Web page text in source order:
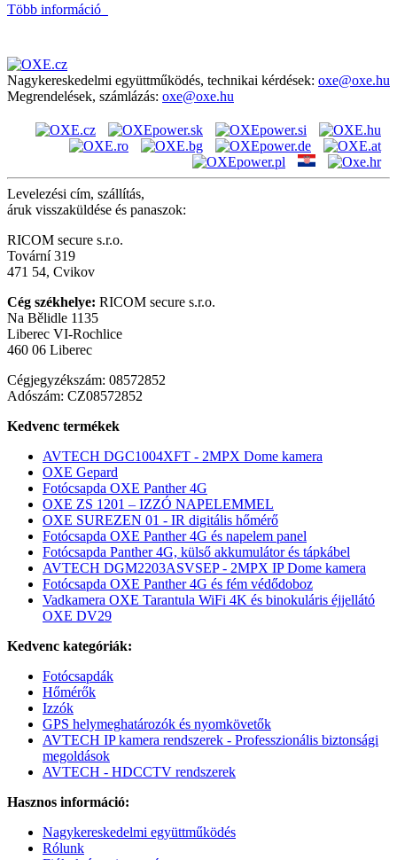
Több információ
Nagykereskedelmi együttműködés, technikai kérdések: oxe@oxe.hu
Megrendelések, számlázás: oxe@oxe.hu
Levelezési cím, szállítás,
áruk visszaküldése és panaszok:
RICOM secure s.r.o.
Tovární 319
471 54, Cvikov
Cég székhelye: RICOM secure s.r.o.
Na Bělidle 1135
Liberec VI-Rochlice
460 06 Liberec
Cégjegyzékszám: 08572852
Adószám: CZ08572852
Kedvenc termékek
AVTECH DGC1004XFT - 2MPX Dome kamera
OXE Gepard
Fotócsapda OXE Panther 4G
OXE ZS 1201 – IZZÓ NAPELEMMEL
OXE SUREZEN 01 - IR digitális hőmérő
Fotócsapda OXE Panther 4G és napelem panel
Fotócsapda Panther 4G, külső akkumulátor és tápkábel
AVTECH DGM2203ASVSEP - 2MPX IP Dome kamera
Fotócsapda OXE Panther 4G és fém védődoboz
Vadkamera OXE Tarantula WiFi 4K és binokuláris éjjellátó
OXE DV29
Kedvenc kategóriák:
Fotócsapdák
Hőmérők
Izzók
GPS helymeghatározók és nyomkövetők
AVTECH IP kamera rendszerek - Professzionális biztonsági
megoldások
AVTECH - HDCCTV rendszerek
Hasznos információ:
Nagykereskedelmi együttműködés
Rólunk